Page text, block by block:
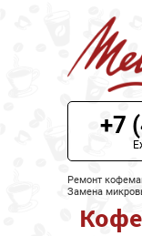
ЦЕНЫ НА
О СЕРВИСЕ
МОДЕЛИ
НАШИ
+7
Ремонт
Замена